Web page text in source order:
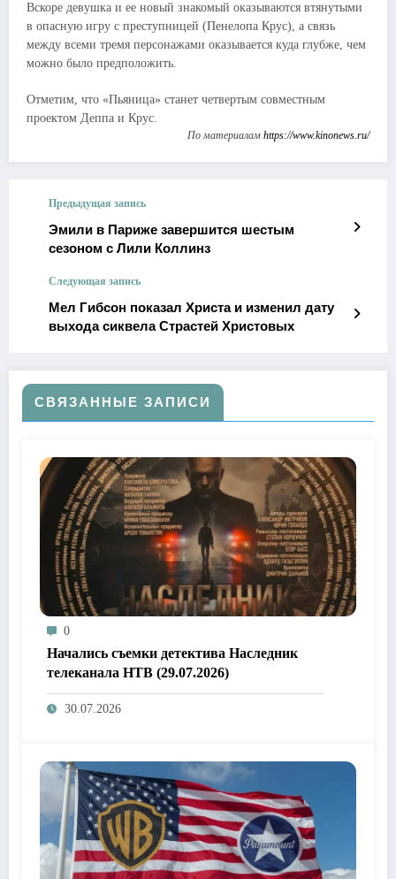
Вскоре девушка и ее новый знакомый оказываются втянутыми
в опасную игру с преступницей (Пенелопа Крус), а связь
между всеми тремя персонажами оказывается куда глубже, чем
можно было предположить.
Отметим, что «Пьяница» станет четвертым совместным
проектом Деппа и Крус.
По материалам https://www.kinonews.ru/
Предыдущая запись
Эмили в Париже завершится шестым
сезоном с Лили Коллинз
Следующая запись
Мел Гибсон показал Христа и изменил дату
выхода сиквела Страстей Христовых
СВЯЗАННЫЕ ЗАПИСИ
0
Начались съемки детектива Наследник
телеканала НТВ (29.07.2026)
30.07.2026